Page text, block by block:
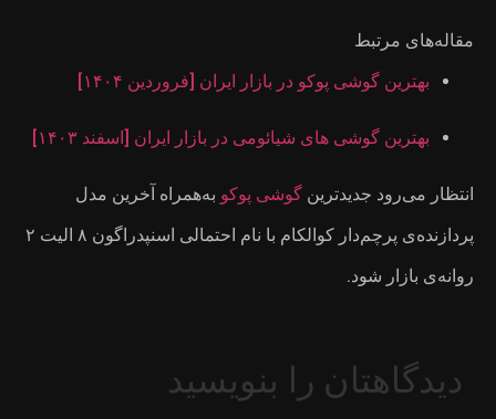
[اسفند ۱۴۰۳]
آخرین مدل
پردازنده‌ی پرچم‌دار کوالکام با نام احتمالی اسنپدراگون ۸ الیت ۲